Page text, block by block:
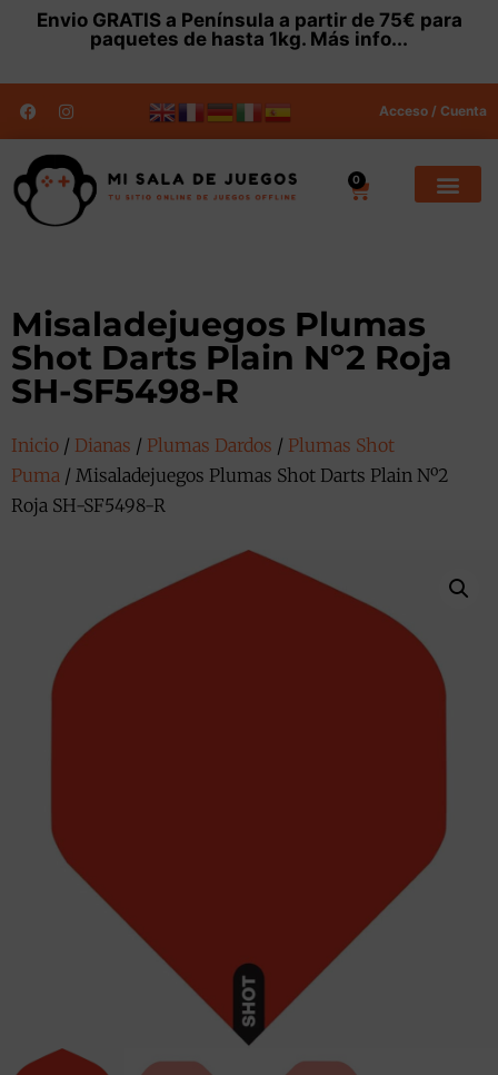
Envio GRATISa Península a partir de 75€ para
paquetes de hasta 1kg. Más info...
Acceso / Cuenta
0
Misaladejuegos Plumas
Shot Darts Plain Nº2 Roja
SH-SF5498-R
Inicio / Dianas / Plumas Dardos / Plumas Shot
Puma / Misaladejuegos Plumas Shot Darts Plain Nº2
Roja SH-SF5498-R